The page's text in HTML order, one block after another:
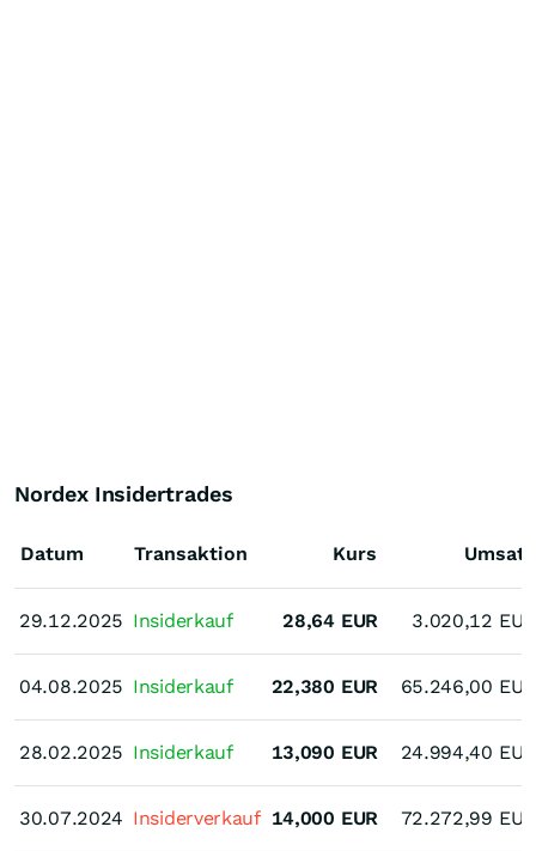
Nordex Insidertrades
Datum
29.12.2025
04.08.2025
28.02.2025
30.07.2024
Transaktion Kurs Umsatz
29.12.2025 Insiderkauf 28,64 EUR 3.020,12 EUR
04.08.2025 Insiderkauf 22,380 EUR 65.246,00 EUR
28.02.2025 Insiderkauf 13,090 EUR 24.994,40 EUR
30.07.2024 Insiderverkauf 14,000 EUR 72.272,99 EUR